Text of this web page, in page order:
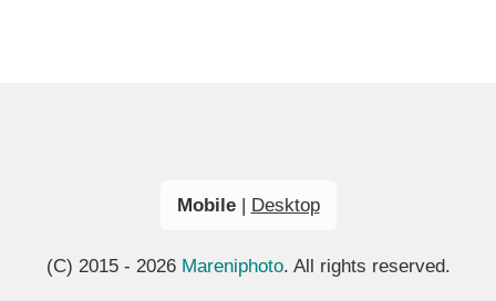
Mobile| Desktop
(C) 2015 - 2026 Mareniphoto. All rights reserved.